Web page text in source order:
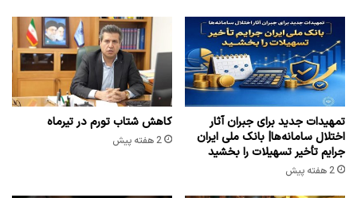
تمهیدات جدید برای جبران آثار
اختلال سامانه‌ها| بانک ملی ایران
جرایم تأخیر تسهیلات را بخشید
2 هفته پیش
کاهش شتاب تورم در تیرماه
2 هفته پیش